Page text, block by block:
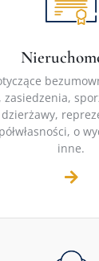
zasiedzenia,
o
inne.